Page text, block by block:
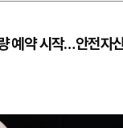
예약 시작…안전자